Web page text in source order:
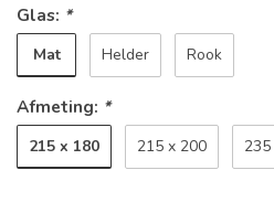
Glas: *
Mat Helder Rook
Afmeting: *
215 x 180 215 x 200